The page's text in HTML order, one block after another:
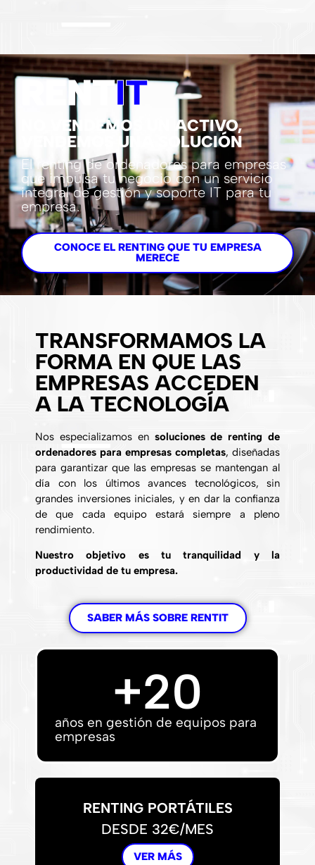
RENTIT
NO VENDEMOS UN ACTIVO,
VENDEMOS UNA SOLUCIÓN
El renting de ordenadores para empresas
que impulsa tu negocio con un servicio
integral de gestión y soporte IT para tu
empresa.
CONOCE EL RENTING QUE TU EMPRESA
MERECE
TRANSFORMAMOS LA
FORMA EN QUE LAS
EMPRESAS ACCEDEN
A LA TECNOLOGÍA
Nos especializamos en soluciones de renting de
ordenadores para empresas completas, diseñadas
para garantizar que las empresas se mantengan al
día con los últimos avances tecnológicos, sin
grandes inversiones iniciales, y en dar la confianza
de que cada equipo estará siempre a pleno
rendimiento.
Nuestro objetivo es tu tranquilidad y la
productividad de tu empresa.
SABER MÁS SOBRE RENTIT
años en gestión de equipos para
empresas
+20
RENTING PORTÁTILES
DESDE 32€/MES
VER MÁS